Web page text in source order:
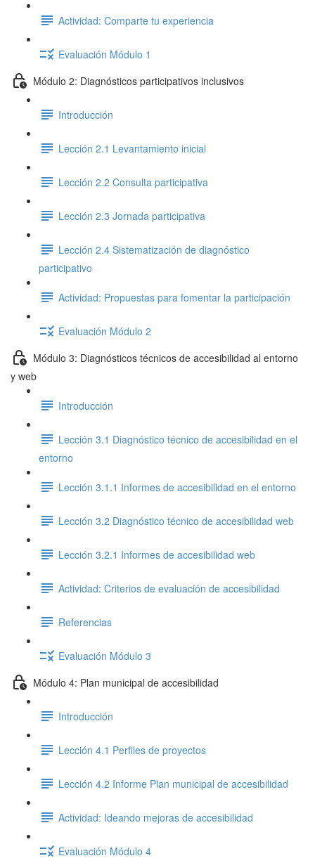
Actividad: Comparte tu experiencia
Evaluación Módulo 1
Módulo 2: Diagnósticos participativos inclusivos
Introducción
Lección 2.1 Levantamiento inicial
Lección 2.2 Consulta participativa
Lección 2.3 Jornada participativa
Lección 2.4 Sistematización de diagnóstico
participativo
Actividad: Propuestas para fomentar la participación
Evaluación Módulo 2
Módulo 3: Diagnósticos técnicos de accesibilidad al entorno
y web
Introducción
Lección 3.1 Diagnóstico técnico de accesibilidad en el
entorno
Lección 3.1.1 Informes de accesibilidad en el entorno
Lección 3.2 Diagnóstico técnico de accesibilidad web
Lección 3.2.1 Informes de accesibilidad web
Actividad: Criterios de evaluación de accesibilidad
Referencias
Evaluación Módulo 3
Módulo 4: Plan municipal de accesibilidad
Introducción
Lección 4.1 Perfiles de proyectos
Lección 4.2 Informe Plan municipal de accesibilidad
Actividad: Ideando mejoras de accesibilidad
Evaluación Módulo 4